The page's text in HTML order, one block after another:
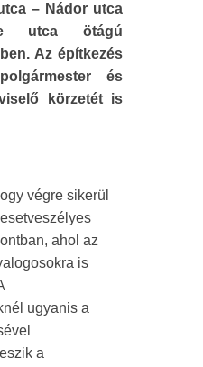
– Nádor utca
utca ötágú
Az építkezés
és
körzetét is
végre sikerül
ahol az
is
ugyanis a
a